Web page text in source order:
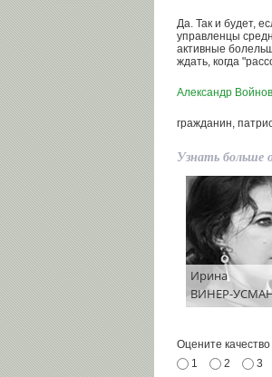
Да. Так и будет,
управленцы
активные
ждать, когда
Александр Войнов
гражданин,
Узнать больше
Ирина
ВИНЕР-
Оцените качество
1 2 3